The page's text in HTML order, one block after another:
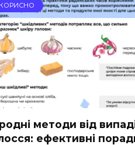
КОРИСНО
методи від
ефективні